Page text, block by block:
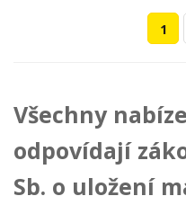
1
Všechny
odpovídají
Sb. o uložení